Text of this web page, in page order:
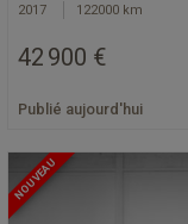
2017 122000 km
42 900 €
Publié aujourd'hui
NOUVEAU